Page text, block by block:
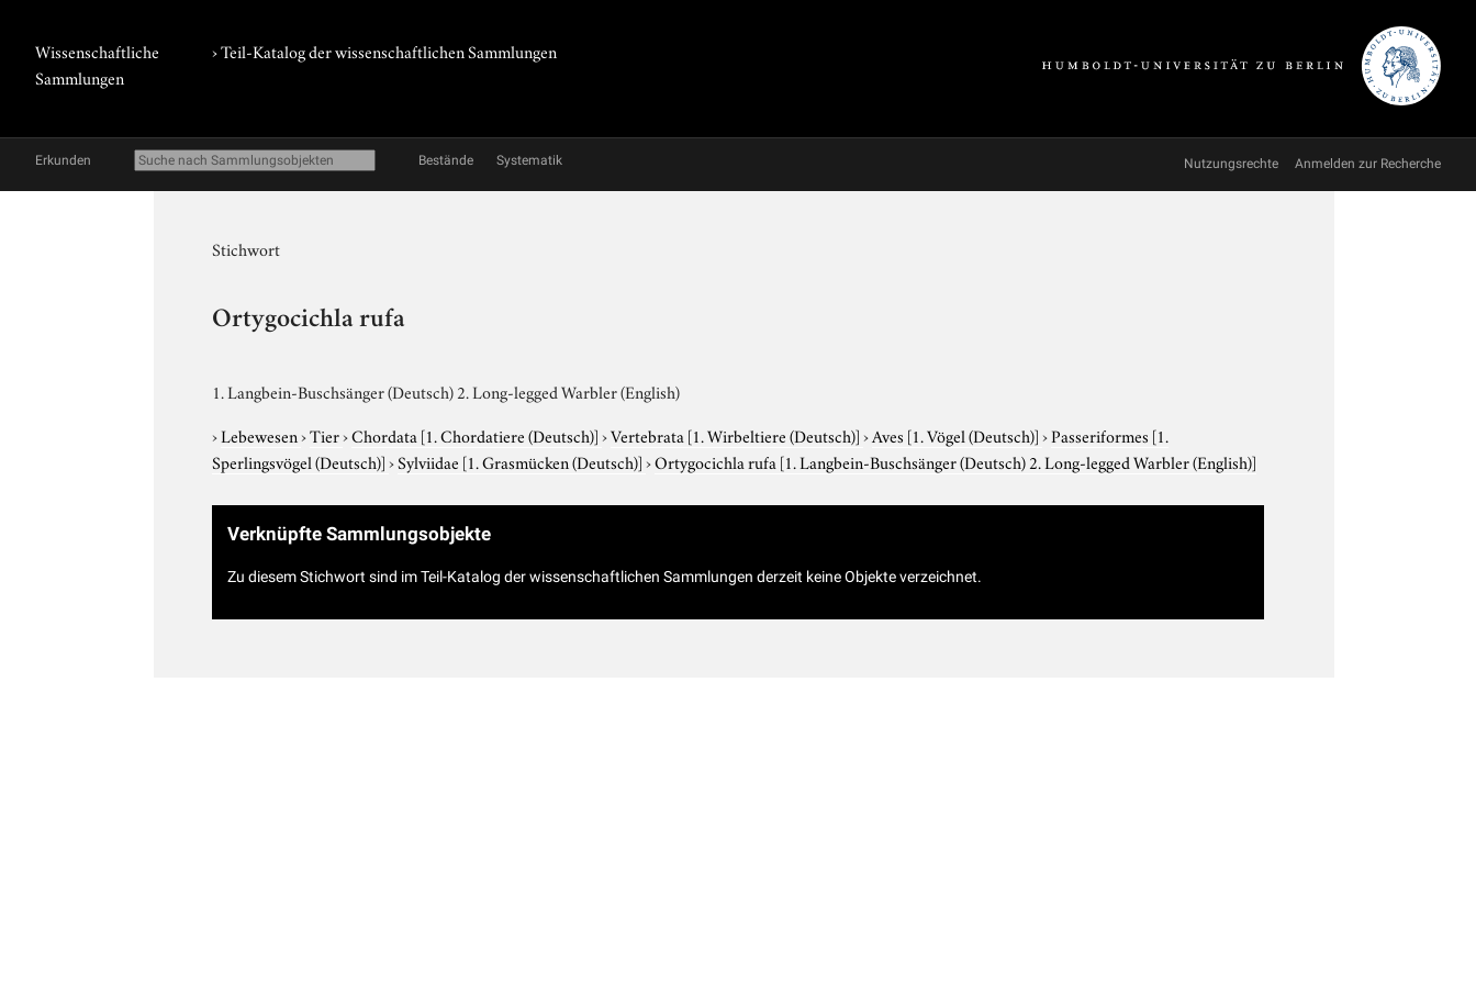
Wissenschaftliche
Sammlungen
› Teil-Katalog der wissenschaftlichen Sammlungen
Erkunden Bestände Systematik Nutzungsrechte Anmelden zur Recherche
Stichwort
Ortygocichla rufa
1. Langbein-Buschsänger (Deutsch) 2. Long-legged Warbler (English)
›Lebewesen›Tier›Chordata [1. Chordatiere (Deutsch)]›Vertebrata [1. Wirbeltiere (Deutsch)]›Aves [1. Vögel (Deutsch)]›Passeriformes [1.
Sperlingsvögel (Deutsch)]›Sylviidae [1. Grasmücken (Deutsch)]›Ortygocichla rufa [1. Langbein-Buschsänger (Deutsch) 2. Long-legged Warbler (English)]
Verknüpfte Sammlungsobjekte
Zu diesem Stichwort sind im Teil-Katalog der wissenschaftlichen Sammlungen derzeit keine Objekte verzeichnet.